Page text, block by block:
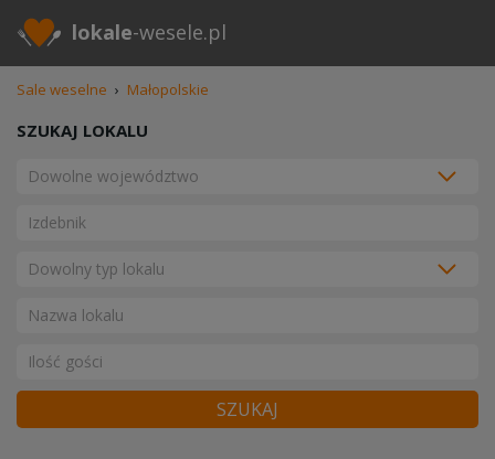
lokale-wesele.pl
Sale weselne › Małopolskie
SZUKAJ LOKALU
SZUKAJ